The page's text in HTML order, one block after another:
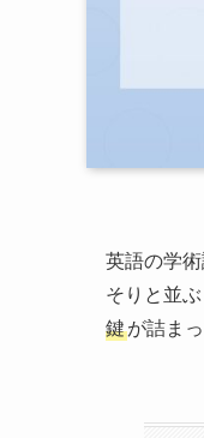
英語の学
そりと並
鍵が詰ま